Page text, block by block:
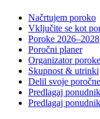
Načrtujem poroko
Vključite se kot
Poroke 2026–2028
Poročni planer
Organizator poroke
Skupnost & utrinki
Delil svoje
Predlagaj
Predlagaj